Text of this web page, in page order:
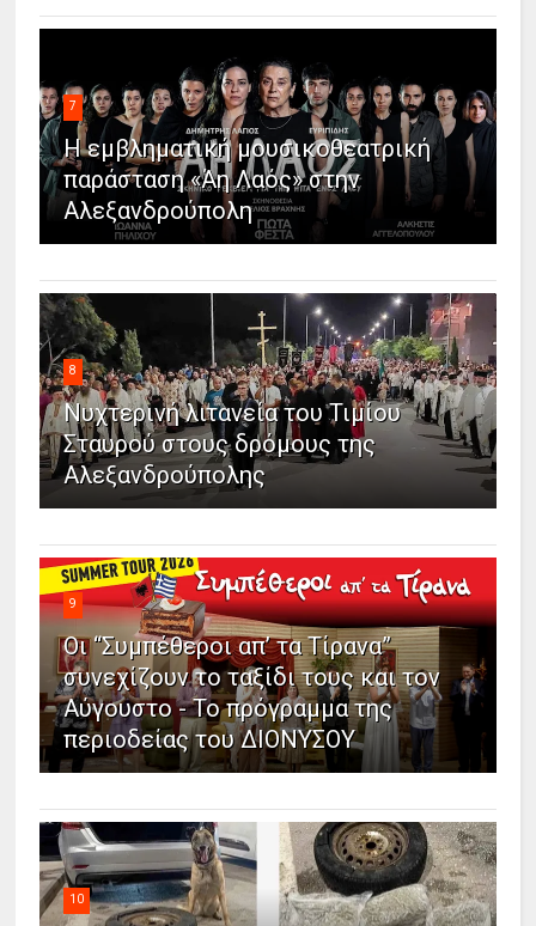
7
Η εμβληματική μουσικοθεατρική
παράσταση «Άη Λαός» στην
Αλεξανδρούπολη
8
Νυχτερινή λιτανεία του Τιμίου
Σταυρού στους δρόμους της
Αλεξανδρούπολης
9
Οι “Συμπέθεροι απ’ τα Τίρανα”
συνεχίζουν το ταξίδι τους και τον
Αύγουστο - Το πρόγραμμα της
περιοδείας του ΔΙΟΝΥΣΟΥ
10